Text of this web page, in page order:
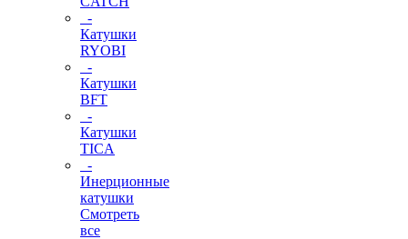
-
Катушки
RYOBI
-
Катушки
BFT
-
Катушки
TICA
-
Инерционные
катушки
Смотреть
все